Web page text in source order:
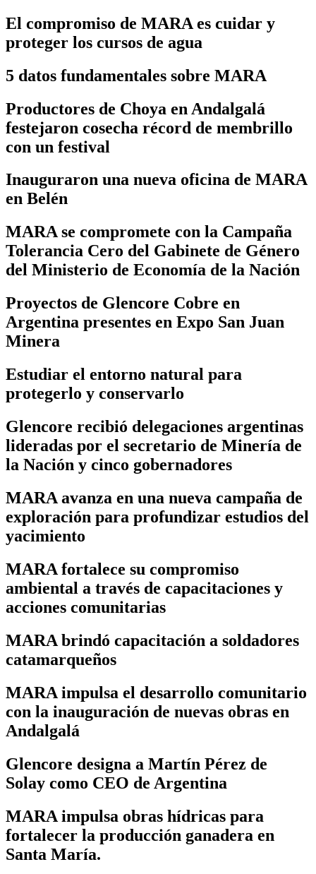
El compromiso de MARA es cuidar y
proteger los cursos de agua
5 datos fundamentales sobre MARA
Productores de Choya en Andalgalá
festejaron cosecha récord de membrillo
con un festival
Inauguraron una nueva oficina de MARA
en Belén
MARA se compromete con la Campaña
Tolerancia Cero del Gabinete de Género
del Ministerio de Economía de la Nación
Proyectos de Glencore Cobre en
Argentina presentes en Expo San Juan
Minera
Estudiar el entorno natural para
protegerlo y conservarlo
Glencore recibió delegaciones argentinas
lideradas por el secretario de Minería de
la Nación y cinco gobernadores
MARA avanza en una nueva campaña de
exploración para profundizar estudios del
yacimiento
MARA fortalece su compromiso
ambiental a través de capacitaciones y
acciones comunitarias
MARA brindó capacitación a soldadores
catamarqueños
MARA impulsa el desarrollo comunitario
con la inauguración de nuevas obras en
Andalgalá
Glencore designa a Martín Pérez de
Solay como CEO de Argentina
MARA impulsa obras hídricas para
fortalecer la producción ganadera en
Santa María.